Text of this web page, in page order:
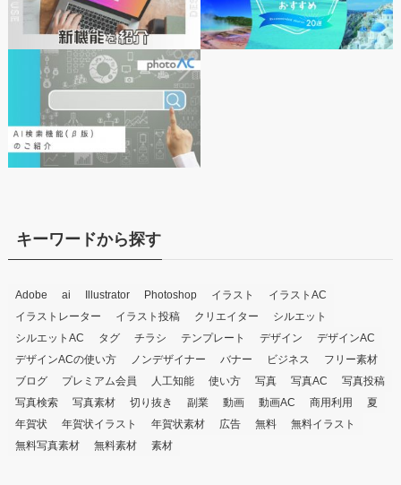
キーワードから探す
Adobe ai Illustrator Photoshop イラスト
イラストAC
イラストレーター
イラスト投稿 クリエイター
シルエット
シルエットAC
タグ チラシ テンプレート デザイン
デザインAC
デザインACの使い方
ノンデザイナー バナー ビジネス
フリー素材
ブログ
プレミアム会員 人工知能 使い方 写真 写真AC
写真投稿
写真検索
写真素材 切り抜き 副業 動画 動画AC 商用利用
夏
年賀状
年賀状イラスト 年賀状素材 広告 無料
無料イラスト
無料写真素材
無料素材 素材